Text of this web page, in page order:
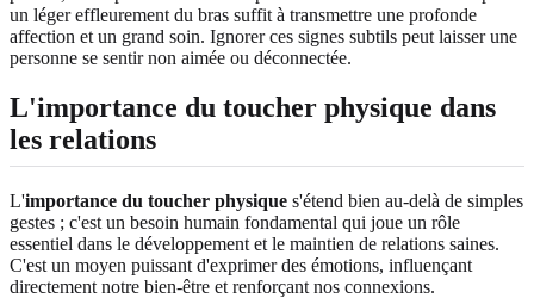
un léger effleurement du bras suffit à transmettre une profonde
affection et un grand soin. Ignorer ces signes subtils peut laisser une
personne se sentir non aimée ou déconnectée.
L'importance du toucher physique dans
les relations
L'importance du toucher physique s'étend bien au-delà de simples
gestes ; c'est un besoin humain fondamental qui joue un rôle
essentiel dans le développement et le maintien de relations saines.
C'est un moyen puissant d'exprimer des émotions, influençant
directement notre bien-être et renforçant nos connexions.